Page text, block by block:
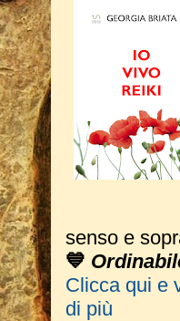
senso e
💙
Clicca qui e
di più